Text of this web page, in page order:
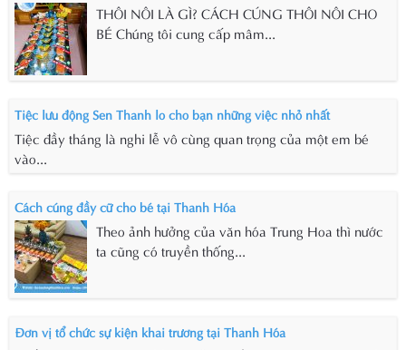
THÔI NÔI LÀ GÌ? CÁCH CÚNG THÔI NÔI CHO
BÉ Chúng tôi cung cấp mâm...
Tiệc lưu động Sen Thanh lo cho bạn những việc nhỏ nhất
Tiệc đầy tháng là nghi lễ vô cùng quan trọng của một em bé
vào...
Cách cúng đầy cữ cho bé tại Thanh Hóa
Theo ảnh hưởng của văn hóa Trung Hoa thì nước
ta cũng có truyền thống...
Đơn vị tổ chức sự kiện khai trương tại Thanh Hóa